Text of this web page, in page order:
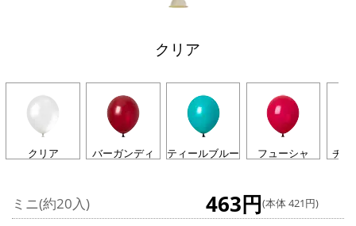
クリア
クリア バーガンディ ティールブルー フューシャ チョ
ミニ(約20入) 463円(本体 421円)